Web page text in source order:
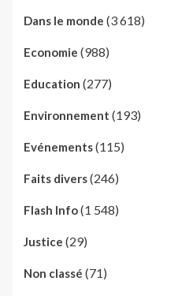
Dans le monde (3 618)
Economie (988)
Education (277)
Environnement (193)
Evénements(115)
Faits divers(246)
Flash Info(1 548)
Justice (29)
Non classé (71)